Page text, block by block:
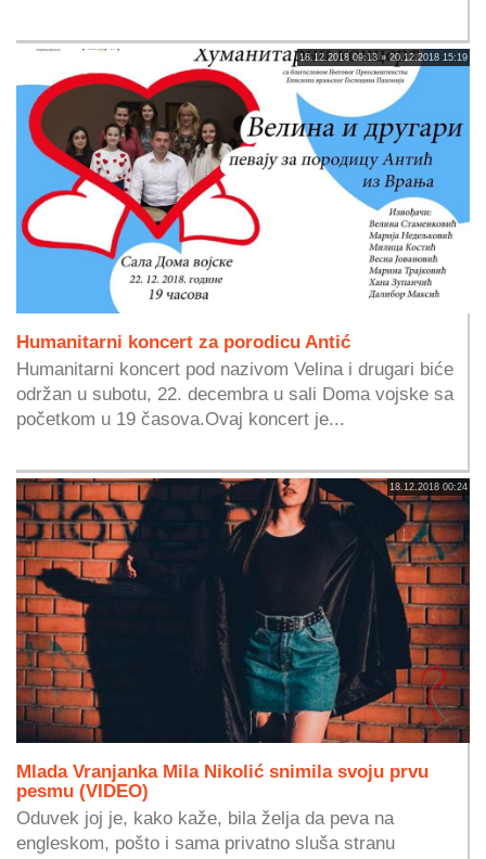
18.12.2018 09:13 » 20.12.2018 15:19
Humanitarni koncert za porodicu Antić
Humanitarni koncert pod nazivom Velina i drugari biće
održan u subotu, 22. decembra u sali Doma vojske sa
početkom u 19 časova.Ovaj koncert je...
18.12.2018 00:24
Mlada Vranjanka Mila Nikolić snimila svoju prvu
pesmu (VIDEO)
Oduvek joj je, kako kaže, bila želja da peva na
engleskom, pošto i sama privatno sluša stranu